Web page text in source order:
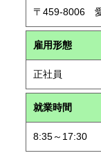
〒459-8006
雇用形態
正社員
就業時間
8:35～17:30